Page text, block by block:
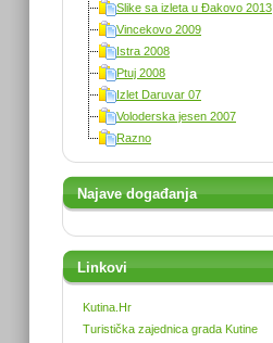
Slike sa izleta u Đakovo 2013
Vincekovo 2009
Istra 2008
Ptuj 2008
Izlet Daruvar 07
Voloderska jesen 2007
Razno
Najave događanja
Linkovi
Kutina.Hr
Turistička zajednica grada Kutine